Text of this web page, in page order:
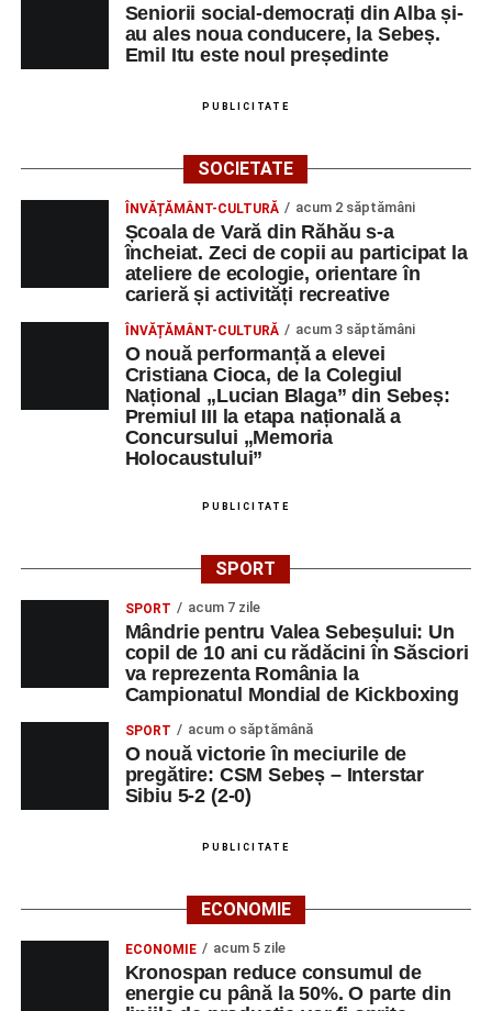
Seniorii social-democrați din Alba și-
au ales noua conducere, la Sebeș.
Emil Itu este noul președinte
PUBLICITATE
SOCIETATE
ÎNVĂȚĂMÂNT-CULTURĂ acum 2 săptămâni
Școala de Vară din Răhău s-a
încheiat. Zeci de copii au participat la
ateliere de ecologie, orientare în
carieră și activități recreative
ÎNVĂȚĂMÂNT-CULTURĂ acum 3 săptămâni
O nouă performanță a elevei
Cristiana Cioca, de la Colegiul
Național „Lucian Blaga” din Sebeș:
Premiul III la etapa națională a
Concursului „Memoria
Holocaustului”
PUBLICITATE
SPORT
SPORT acum 7 zile
Mândrie pentru Valea Sebeșului: Un
copil de 10 ani cu rădăcini în Săsciori
va reprezenta România la
Campionatul Mondial de Kickboxing
SPORT acum o săptămână
O nouă victorie în meciurile de
pregătire: CSM Sebeș – Interstar
Sibiu 5-2 (2-0)
PUBLICITATE
ECONOMIE
ECONOMIE acum 5 zile
Kronospan reduce consumul de
energie cu până la 50%. O parte din